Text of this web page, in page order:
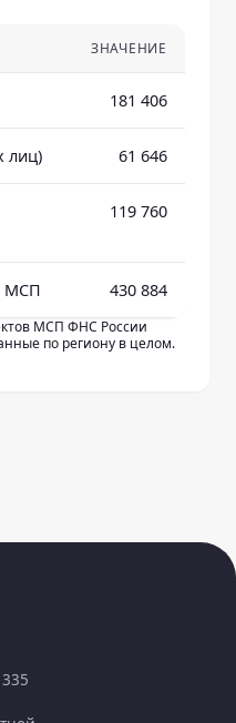
ЗНАЧЕНИЕ
181 406
лиц) 61 646
119 760
МСП 430 884
МСП ФНС России
по региону в целом.